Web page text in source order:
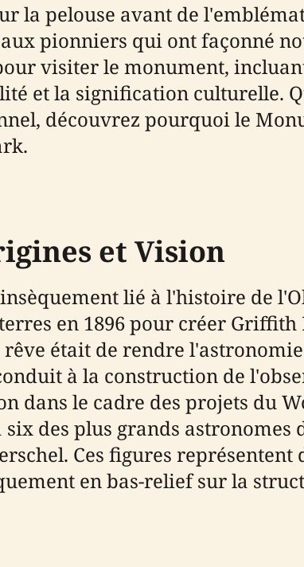
la pelouse avant de
pionniers qui ont façonné
visiter le monument,
et la signification culturelle.
découvrez pourquoi le
et Vision
lié à l'histoire de
en 1896 pour créer Griffith
était de rendre
à la construction de
dans le cadre des projets du
des plus grands
Ces figures représentent
en bas-relief sur la